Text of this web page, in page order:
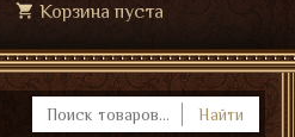
Корзина пуста
Найти